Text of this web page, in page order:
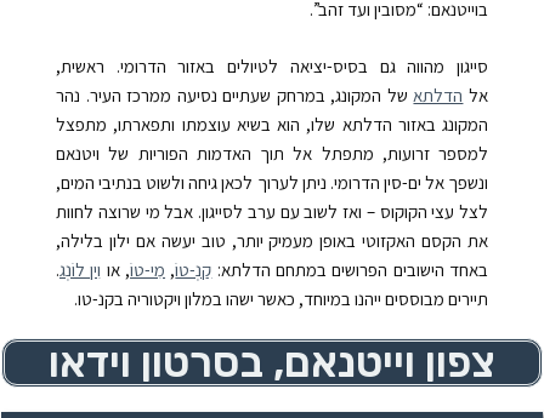
בוייטנאם: “מסובין ועד זהב”.
סייגון מהווה גם בסיס-יציאה לטיולים באזור הדרומי. ראשית,
אל הדלתאשל המקונג, במרחק שעתיים נסיעה ממרכז העיר. נהר
המקונג באזור הדלתא שלו, הוא בשיא עוצמתו ותפארתו, מתפצל
למספר זרועות, מתפתל אל תוך האדמות הפוריות של ויטנאם
ונשפך אל ים-סין הדרומי. ניתן לערוך לכאן גיחה ולשוט בנתיבי המים,
לצל עצי הקוקוס – ואז לשוב עם ערב לסייגון. אבל מי שרוצה לחוות
את הקסם האקזוטי באופן מעמיק יותר, טוב יעשה אם ילון בלילה,
באחד הישובים הפרושים במתחם הדלתא: קַנְ-טוֹ, מִי-טוֹ,או וִין לוֹנְג.
תיירים מבוססים ייהנו במיוחד, כאשר ישהו במלון ויקטוריה בקנ-טו.
צפון וייטנאם, בסרטון וידאו